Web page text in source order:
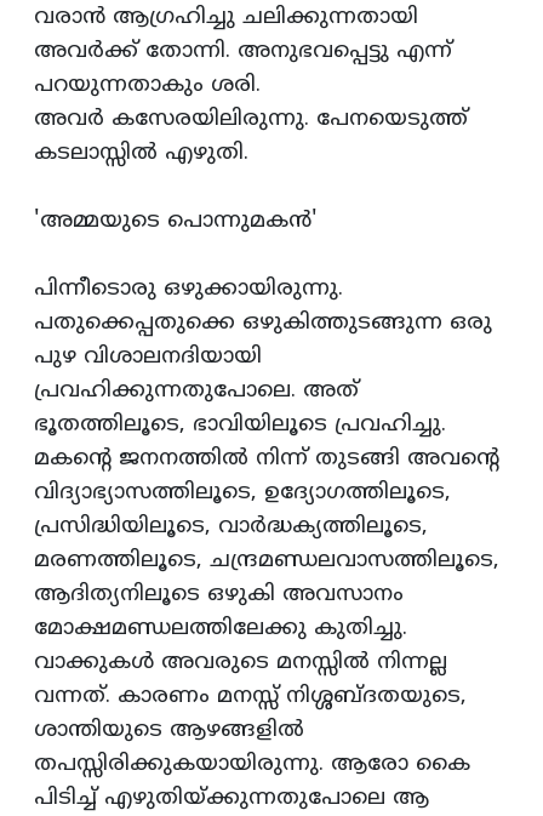
വരാന്‍ ആഗ്രഹിച്ചു ചലിക്കുന്നതായി
അവര്‍ക്ക്‌ തോന്നി. അനുഭവപ്പെട്ടു എന്ന്‌
പറയുന്നതാകും ശരി.
അവര്‍ കസേരയിലിരുന്നു. പേനയെടുത്ത്‌
കടലാസ്സില്‍ എഴുതി.
'അമ്മയുടെ പൊന്നുമകന്‍'
പിന്നീടൊരു ഒഴുക്കായിരുന്നു.
പതുക്കെപ്പതുക്കെ ഒഴുകിത്തുടങ്ങുന്ന ഒരു
പുഴ വിശാലനദിയായി
പ്രവഹിക്കുന്നതുപോലെ. അത്‌
ഭൂതത്തിലൂടെ, ഭാവിയിലൂടെ പ്രവഹിച്ചു.
മകന്‍റെ ജനനത്തില്‍ നിന്ന്‌ തുടങ്ങി അവന്‍റെ
വിദ്യാഭ്യാസത്തിലൂടെ, ഉദ്യോഗത്തിലൂടെ,
പ്രസിദ്ധിയിലൂടെ, വാര്‍ദ്ധക്യത്തിലൂടെ,
മരണത്തിലൂടെ, ചന്ദ്രമണ്ഡലവാസത്തിലൂടെ,
ആദിത്യനിലൂടെ ഒഴുകി അവസാനം
മോക്ഷമണ്ഡലത്തിലേക്കു കുതിച്ചു.
വാക്കുകള്‍ അവരുടെ മനസ്സില്‍ നിന്നല്ല
വന്നത്‌. കാരണം മനസ്സ്‌ നിശ്ശബ്ദതയുടെ,
ശാന്തിയുടെ ആഴങ്ങളില്‍
തപസ്സിരിക്കുകയായിരുന്നു. ആരോ കൈ
പിടിച്ച്‌ എഴുതിയ്‌ക്കുന്നതുപോലെ ആ